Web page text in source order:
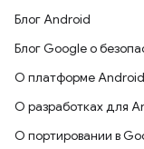
Блог Android
Блог Google о
О платформе
О разработках для
О портировании в